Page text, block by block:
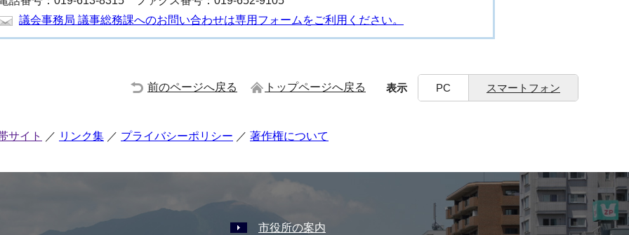
議会事務局 議事総務課へのお問い合わせは専用フォームをご利用ください。
前のページへ戻る トップページへ戻る 表示 PC スマートフォン
サイト リンク集 プライバシーポリシー 著作権について
市役所の案内